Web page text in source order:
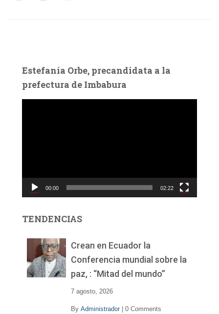
Estefanía Orbe, precandidata a la
prefectura de Imbabura
c
d
00:00 02:22
TENDENCIAS
Crean en Ecuador la
Conferencia mundial sobre la
paz, : “Mitad del mundo”
7 agosto, 2026
By Administrador 0 Comments